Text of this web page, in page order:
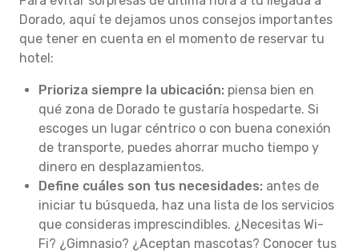
Dorado, aquí te dejamos unos consejos importantes
que tener en cuenta en el momento de reservar tu
hotel:
Prioriza siempre la ubicación: piensa bien en
qué zona de Dorado te gustaría hospedarte. Si
escoges un lugar céntrico o con buena conexión
de transporte, puedes ahorrar mucho tiempo y
dinero en desplazamientos.
Define cuáles son tus necesidades: antes de
iniciar tu búsqueda, haz una lista de los servicios
que consideras imprescindibles. ¿Necesitas Wi-
Fi? ¿Gimnasio? ¿Aceptan mascotas? Conocer tus